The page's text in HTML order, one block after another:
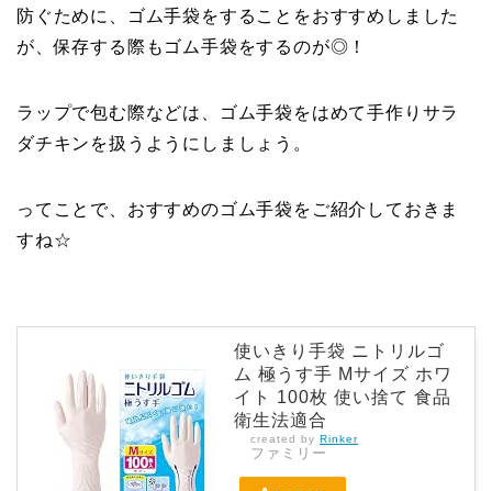
防ぐために、ゴム手袋をすることをおすすめしました
が、保存する際もゴム手袋をするのが◎！
ラップで包む際などは、ゴム手袋をはめて手作りサラ
ダチキンを扱うようにしましょう。
ってことで、おすすめのゴム手袋をご紹介しておきま
すね☆
使いきり手袋 ニトリルゴ
ム 極うす手 Mサイズ ホワ
イト 100枚 使い捨て 食品
衛生法適合
created by Rinker
ファミリー